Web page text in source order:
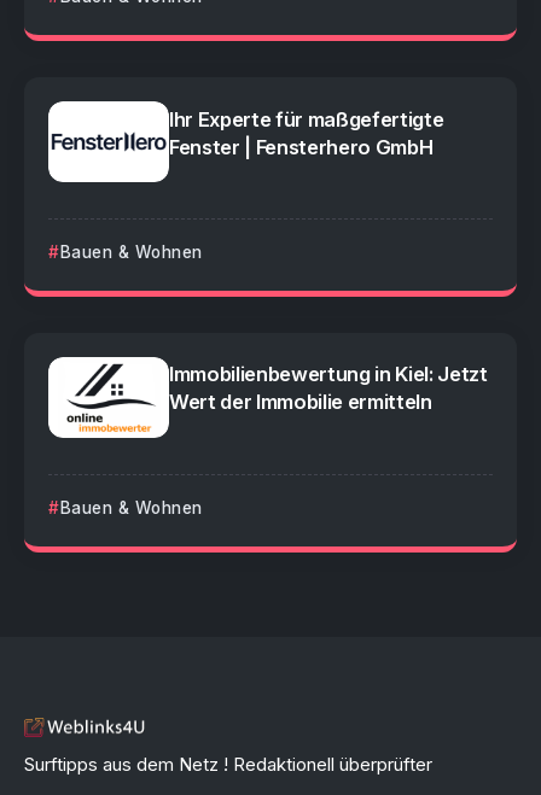
Ihr Experte für maßgefertigte
Fenster | Fensterhero GmbH
Bauen & Wohnen
Immobilienbewertung in Kiel: Jetzt
Wert der Immobilie ermitteln
Bauen & Wohnen
Surftipps aus dem Netz ! Redaktionell überprüfter